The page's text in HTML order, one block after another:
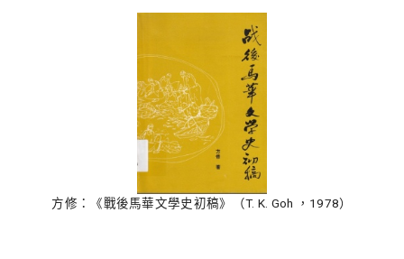
方修：《戰後馬華文學史初稿》（T. K. Goh ，1978）